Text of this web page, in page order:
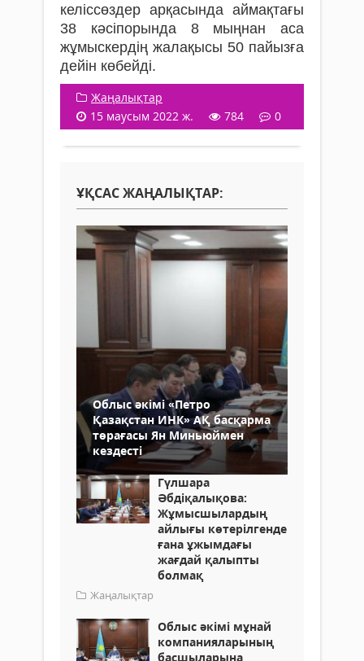
келіссөздер арқасында аймақтағы
38 кәсіпорында 8 мыңнан аса
жұмыскердің жалақысы 50 пайызға
дейін көбейді.
Жаңалықтар
15 маусым 2022 ж.
784 0
ҰҚСАС ЖАҢАЛЫҚТАР:
Облыс әкімі «Петро
Қазақстан ИНК» АҚ басқарма
төрағасы Ян Миньюймен
кездесті
Гүлшара
Әбдіқалықова:
Жұмысшылардың
айлығы көтерілгенде
ғана ұжымдағы
жағдай қалыпты
болмақ
Жаңалықтар
Облыс әкімі мұнай
компанияларының
басшыларына